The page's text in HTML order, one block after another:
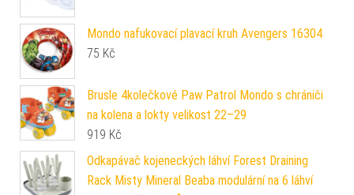
Mondo nafukovací plavací kruh Avengers 16304
75 Kč
Brusle 4kolečkové Paw Patrol Mondo s chrániči
na kolena a lokty velikost 22–29
919 Kč
Odkapávač kojeneckých láhví Forest Draining
Rack Misty Mineral Beaba modulární na 6 láhví